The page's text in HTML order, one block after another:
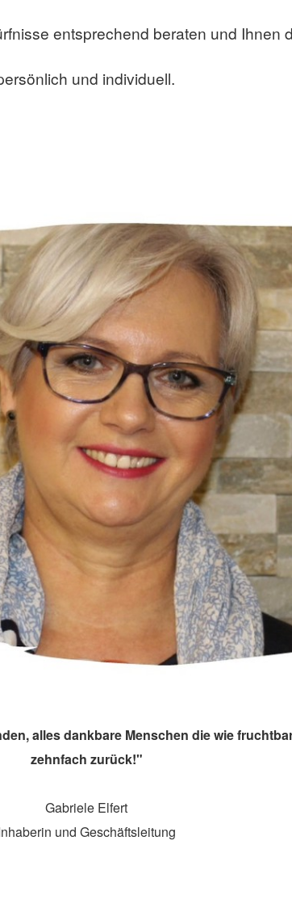
entsprechend beraten und Ihnen
und individuell.
alles dankbare Menschen die wie
zehnfach zurück!"
Gabriele Elfert
und Geschäftsleitung